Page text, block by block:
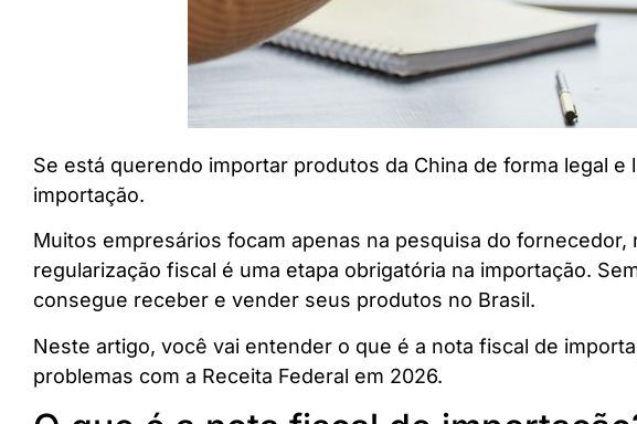
Se está querendo importar produtos da China de forma legal
importação.
Muitos empresários focam apenas na pesquisa do
regularização fiscal é uma etapa obrigatória na importação.
consegue receber e vender seus produtos no Brasil.
Neste artigo, você vai entender o que é a nota fiscal de
problemas com a Receita Federal em 2026.